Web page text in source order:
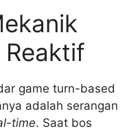
game turn-based
adalah serangan
time. Saat bos